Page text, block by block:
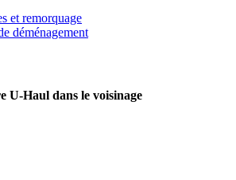
et remorquage
déménagement
U-Haul dans le voisinage